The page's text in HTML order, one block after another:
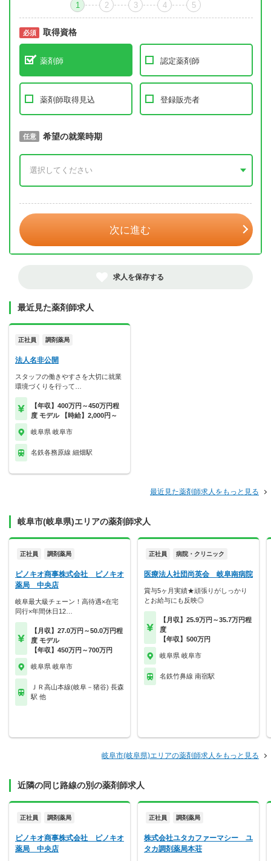
1 2 3 4 5
必須 取得資格
薬剤師 認定薬剤師
薬剤師取得見込 登録販売者
必須 取得予定年
任意 希望の就業時期
次に進む
求人を保存する
最近見た薬剤師求人
正社員 調剤薬局
法人名非公開
スタッフの働きやすさを大切に就業
環境づくりを行って…
【年収】400万円～450万円程
度 モデル 【時給】2,000円～
岐阜県 岐阜市
名鉄各務原線 細畑駅
最近見た薬剤師求人をもっと見る
岐阜市(岐阜県)エリアの薬剤師求人
正社員 調剤薬局
ピノキオ商事株式会社 ピノキオ
薬局 中央店
岐阜最大級チェーン！高待遇×在宅
同行×年間休日12…
【月収】27.0万円～50.0万円程
度 モデル
【年収】450万円～700万円
岐阜県 岐阜市
ＪＲ高山本線(岐阜－猪谷) 長森
駅 他
正社員 病院・クリニック
医療法人社団尚英会 岐阜南病院
賞与5ヶ月実績★頑張りがしっかり
とお給与にも反映◎
【月収】25.9万円～35.7万円程
度
【年収】500万円
岐阜県 岐阜市
名鉄竹鼻線 南宿駅
岐阜市(岐阜県)エリアの薬剤師求人をもっと見る
近隣の同じ路線の別の薬剤師求人
正社員 調剤薬局
ピノキオ商事株式会社 ピノキオ
薬局 中央店
正社員 調剤薬局
株式会社ユタカファーマシー ユ
タカ調剤薬局本荘